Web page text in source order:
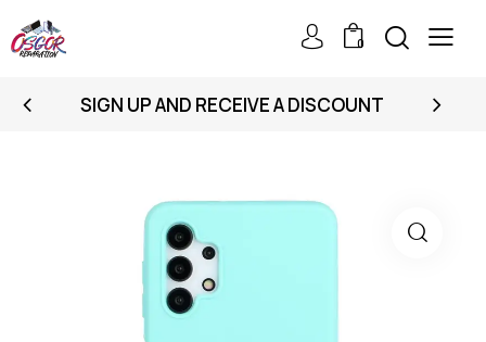
0
SIGN UP AND RECEIVE A DISCOUNT